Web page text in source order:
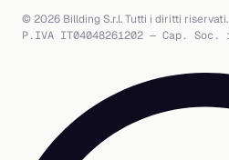
© 2026 Billding S.r.l. Tutti i diritti riservati.
P.IVA IT04048261202 — Cap.